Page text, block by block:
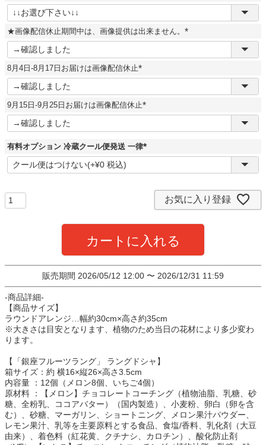
(
必
須
)
★画像配信休止期間中は、画像提供は出来ません。
(
須
8月4日-8月17日お届けは画像配信休止
(
須
)
9月15日-9月25日お届けは画像配信休止
(
須
)
有料オプション 冷蔵クール便発送 一律
(
須
お気に入り登録
カートに入れる
販売期間 2026/05/12 12:00 〜 2026/12/31 11:59
-商品詳細-
【商品サイズ】
ラウンドアレンジ…幅約30cm×高さ約35cm
※大きさは目安となります、植物のため当日の花材により多少変わ
ります。
【「銀座フルーツラング」 ラングドシャ】
箱サイズ：約 横16×縦26×高さ3.5cm
内容量 ：12個（メロン8個、いちご4個）
原材料 ：【メロン】チョコレートコーチング（植物油脂、乳糖、砂
糖、全粉乳、ココアバター）（国内製造）、小麦粉、卵白（卵を含
む）、砂糖、マーガリン、ショートニング、メロン果汁パウダー、
レモン果汁、乳等を主要原料とする食品、食塩/香料、乳化剤（大豆
由来）、着色料（紅花黄、クチナシ、カロチン）、酸化防止剤